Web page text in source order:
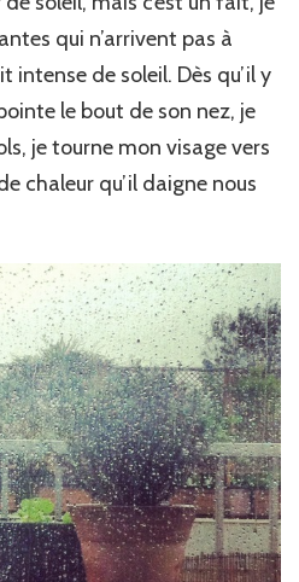
qui n’arrivent pas à
intense de soleil. Dès qu’il y
le bout de son nez, je
je tourne mon visage vers
chaleur qu’il daigne nous